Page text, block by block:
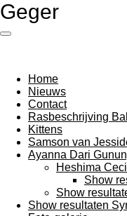
Ga
direct
naar
Geger
Home
Nieuws
Contact
Rasbeschrijving
Kittens
Samson van
Ayanna Dari
Heshima
Show
Show
Show resultaten